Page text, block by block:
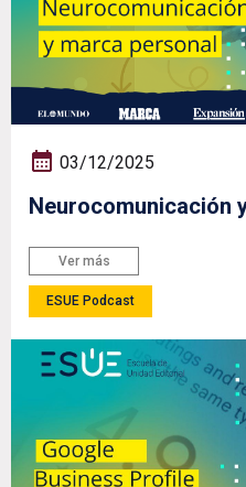
03/12/2025
Neurocomunicación
Ver más
ESUE Podcast